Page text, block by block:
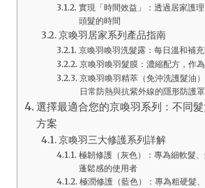
實現「時間效益」：透過居家護
頭髮的時間
京喚羽居家系列產品指南
京喚羽喚羽洗髮露：每日溫和補
京喚羽喚羽髮膜：濃縮配方，作
京喚羽喚羽精萃（免沖洗護髮油
日常防熱與抗紫外線的隱形防護罩
選擇最適合您的京喚羽系列：不同
方案
京喚羽三大修護系列詳解
極韌修護（灰色）：專為細軟髮
蓬鬆感的使用者
極潤修護（藍色）：專為粗硬髮